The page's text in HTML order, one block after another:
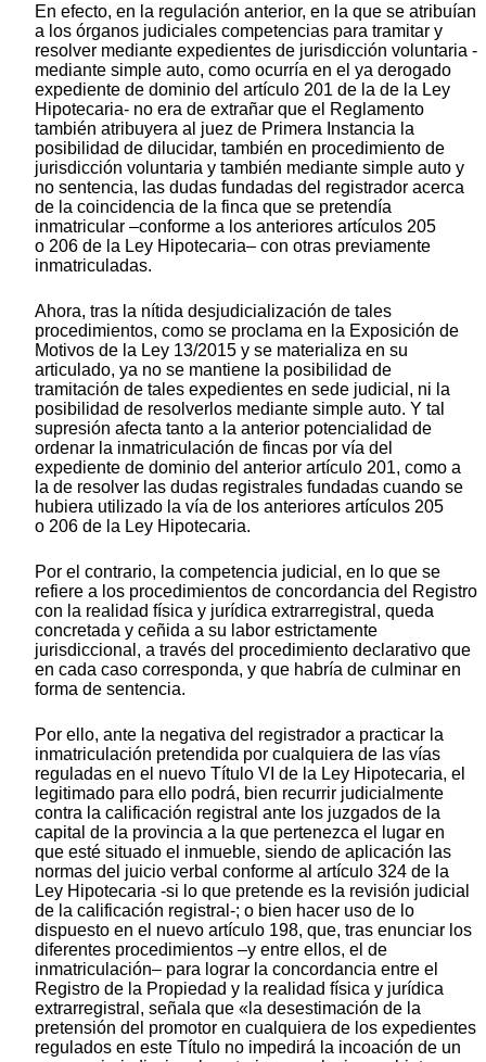
En efecto, en la regulación anterior, en la que se atribuían
a los órganos judiciales competencias para tramitar y
resolver mediante expedientes de jurisdicción voluntaria -
mediante simple auto, como ocurría en el ya derogado
expediente de dominio del artículo 201 de la de la Ley
Hipotecaria- no era de extrañar que el Reglamento
también atribuyera al juez de Primera Instancia la
posibilidad de dilucidar, también en procedimiento de
jurisdicción voluntaria y también mediante simple auto y
no sentencia, las dudas fundadas del registrador acerca
de la coincidencia de la finca que se pretendía
inmatricular –conforme a los anteriores artículos 205
o 206 de la Ley Hipotecaria– con otras previamente
inmatriculadas.
Ahora, tras la nítida desjudicialización de tales
procedimientos, como se proclama en la Exposición de
Motivos de la Ley 13/2015 y se materializa en su
articulado, ya no se mantiene la posibilidad de
tramitación de tales expedientes en sede judicial, ni la
posibilidad de resolverlos mediante simple auto. Y tal
supresión afecta tanto a la anterior potencialidad de
ordenar la inmatriculación de fincas por vía del
expediente de dominio del anterior artículo 201, como a
la de resolver las dudas registrales fundadas cuando se
hubiera utilizado la vía de los anteriores artículos 205
o 206 de la Ley Hipotecaria.
Por el contrario, la competencia judicial, en lo que se
refiere a los procedimientos de concordancia del Registro
con la realidad física y jurídica extrarregistral, queda
concretada y ceñida a su labor estrictamente
jurisdiccional, a través del procedimiento declarativo que
en cada caso corresponda, y que habría de culminar en
forma de sentencia.
Por ello, ante la negativa del registrador a practicar la
inmatriculación pretendida por cualquiera de las vías
reguladas en el nuevo Título VI de la Ley Hipotecaria, el
legitimado para ello podrá, bien recurrir judicialmente
contra la calificación registral ante los juzgados de la
capital de la provincia a la que pertenezca el lugar en
que esté situado el inmueble, siendo de aplicación las
normas del juicio verbal conforme al artículo 324 de la
Ley Hipotecaria -si lo que pretende es la revisión judicial
de la calificación registral-; o bien hacer uso de lo
dispuesto en el nuevo artículo 198, que, tras enunciar los
diferentes procedimientos –y entre ellos, el de
inmatriculación– para lograr la concordancia entre el
Registro de la Propiedad y la realidad física y jurídica
extrarregistral, señala que «la desestimación de la
pretensión del promotor en cualquiera de los expedientes
regulados en este Título no impedirá la incoación de un